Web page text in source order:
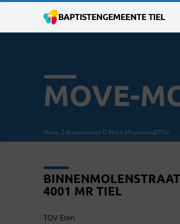
MOVE-
Home Evenementen Move-Mountains@TOV
4001 MR TIEL
TOV Eten